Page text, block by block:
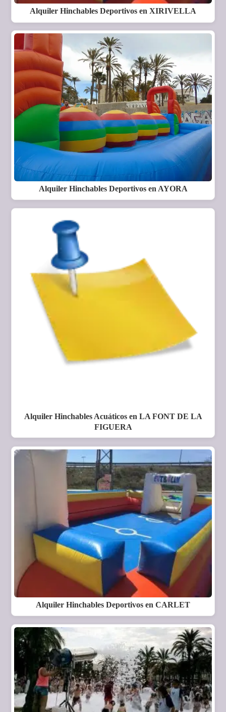
Alquiler Hinchables Deportivos en XIRIVELLA
Alquiler Hinchables Deportivos en AYORA
Alquiler Hinchables Acuáticos en LA FONT DE LA
FIGUERA
Alquiler Hinchables Deportivos en CARLET